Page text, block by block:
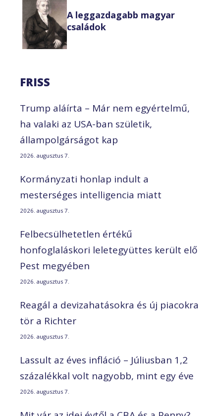
A leggazdagabb magyar
családok
FRISS
Trump aláírta – Már nem egyértelmű,
ha valaki az USA-ban születik,
állampolgárságot kap
2026. augusztus 7.
Kormányzati honlap indult a
mesterséges intelligencia miatt
2026. augusztus 7.
Felbecsülhetetlen értékű
honfoglaláskori leletegyüttes került elő
Pest megyében
2026. augusztus 7.
Reagál a devizahatásokra és új piacokra
tör a Richter
2026. augusztus 7.
Lassult az éves infláció – Júliusban 1,2
százalékkal volt nagyobb, mint egy éve
2026. augusztus 7.